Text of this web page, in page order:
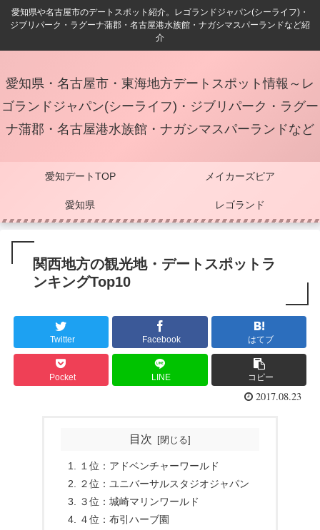
愛知県や名古屋市のデートスポット紹介。レゴランドジャパン(シーライフ)・
ジブリパーク・ラグーナ蒲郡・名古屋港水族館・ナガシマスパーランドなど紹
介
愛知県・名古屋市・東海地方デートスポット情報～レ
ゴランドジャパン(シーライフ)・ジブリパーク・ラグー
ナ蒲郡・名古屋港水族館・ナガシマスパーランドなど
愛知デートTOP メイカーズピア
愛知県 レゴランド
関西地方の観光地・デートスポットラ
ンキングTop10
Twitter Facebook はてブ
Pocket LINE コピー
2017.08.23
目次
１位：アドベンチャーワールド
２位：ユニバーサルスタジオジャパン
３位：城崎マリンワールド
４位：布引ハーブ園